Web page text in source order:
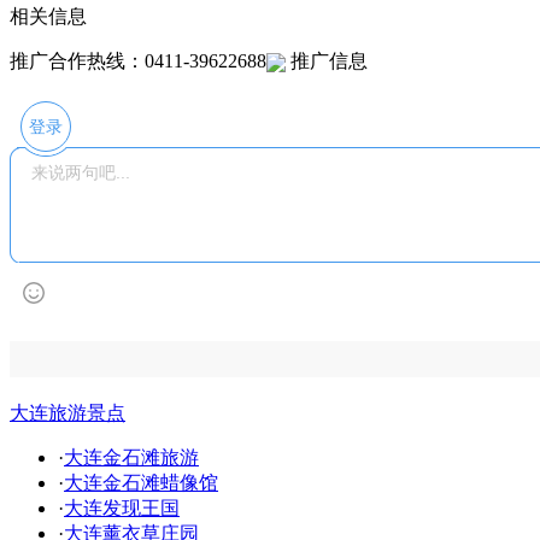
相关信息
推广合作热线：0411-39622688 推广信息
登录
大连旅游景点
·大连金石滩旅游
·大连金石滩蜡像馆
·大连发现王国
·大连薰衣草庄园